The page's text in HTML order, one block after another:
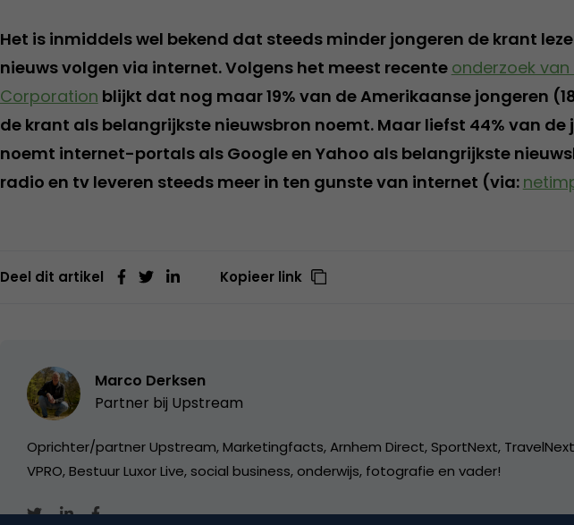
Het is inmiddels wel bekend dat steeds minder jongeren de krant
nieuws volgen via internet. Volgens het meest recente onderzoek
Corporation blijkt dat nog maar 19% van de Amerikaanse jongeren
de krant als belangrijkste nieuwsbron noemt. Maar liefst 44% van de
noemt internet-portals als Google en Yahoo als belangrijkste
radio en tv leveren steeds meer in ten gunste van internet (via:
Deel dit artikel Kopieer link
Marco Derksen
Partner bij Upstream
Oprichter/partner Upstream, Marketingfacts, Arnhem Direct, SportNext,
VPRO, Bestuur Luxor Live, social business, onderwijs, fotografie en vader!